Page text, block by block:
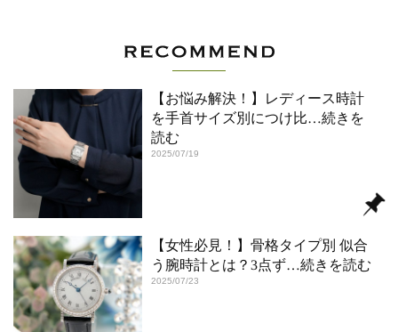
【お悩み解決！】レディース時計
を手首サイズ別につけ比…続きを
読む
2025/07/19
【女性必見！】骨格タイプ別 似合
う腕時計とは？3点ず…続きを読む
2025/07/23